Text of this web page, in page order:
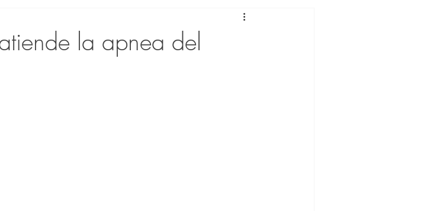
la apnea del